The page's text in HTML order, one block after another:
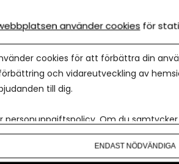
kvitton och
och fakturor löst – de ska in i
kan både ta emot digitala
in kvitton och fysiska
samlar allt i programmet direkt.
använder cookies för
cookies för att förbättra din
och vidareutveckling av
till dig.
personuppgiftspolicy. Om du
ditt val i efterhand hittar du den
ENDAST NÖDVÄNDIGA